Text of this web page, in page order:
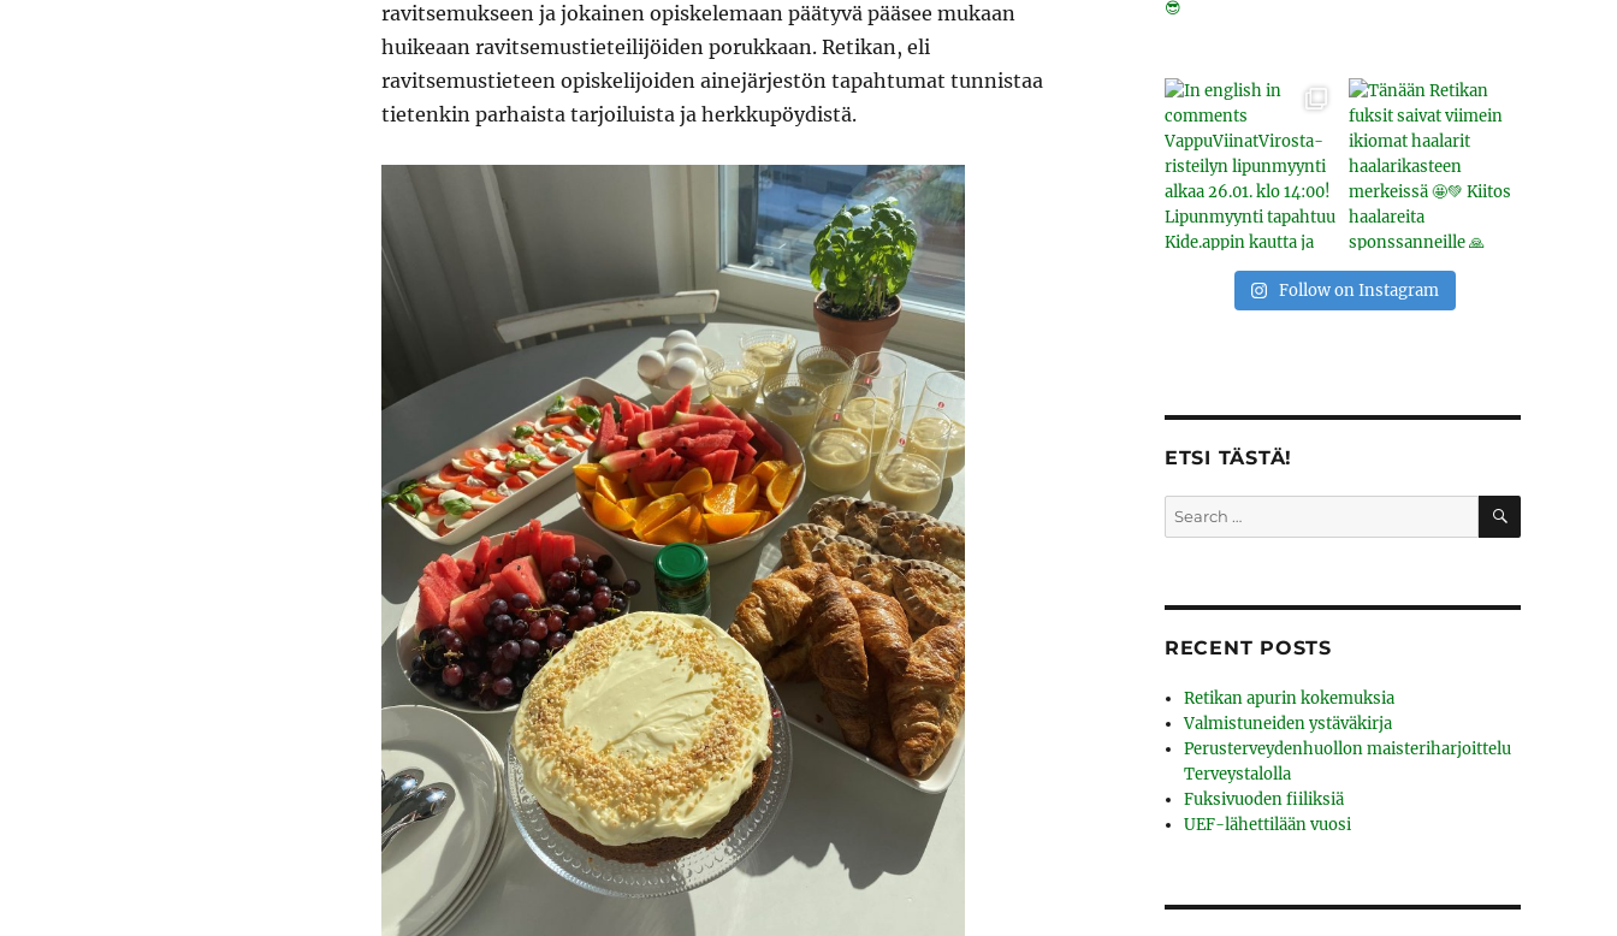
ravitsemukseen ja jokainen opiskelemaan päätyvä pääsee mukaan
huikeaan ravitsemustieteilijöiden porukkaan. Retikan, eli
ravitsemustieteen opiskelijoiden ainejärjestön tapahtumat tunnistaa
tietenkin parhaista tarjoiluista ja herkkupöydistä.
Follow on Instagram
ETSI TÄSTÄ!
Search
for:
SEARCH
RECENT POSTS
Retikan apurin kokemuksia
Valmistuneiden ystäväkirja
Perusterveydenhuollon maisteriharjoittelu
Terveystalolla
Fuksivuoden fiiliksiä
UEF-lähettilään vuosi